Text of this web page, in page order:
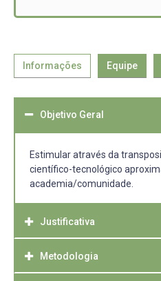
Informações Equipe
Objetivo Geral
Estimular através da
científico-tecnológico
academia/comunidade.
Justificativa
A crescente demanda de
gerada pela globalização
Metodologia